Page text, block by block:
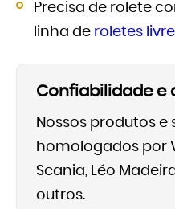
Precisa de rolete
linha de roletes
Confiabilidade e
Nossos produtos e
homologados por
Scania, Léo
outros.